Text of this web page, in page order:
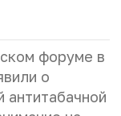
форуме в
о
антитабачной